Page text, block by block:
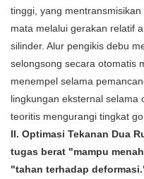
tinggi, yang
mata melalui gerakan relatif
silinder. Alur pengikis debu
selongsong secara otomatis
menempel selama
lingkungan eksternal selama
teoritis mengurangi tingkat
II. Optimasi Tekanan Dua
tugas berat "mampu
"tahan terhadap